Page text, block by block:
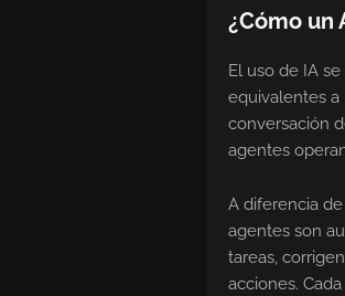
¿Cómo un
El uso de IA
equivalentes a
conversación
agentes
A diferencia
agentes son
tareas,
acciones.